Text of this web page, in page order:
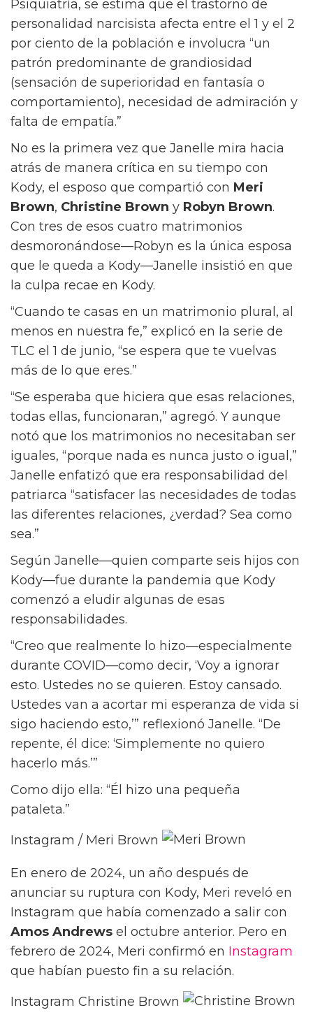
Psiquiatría, se estima que el trastorno de
personalidad narcisista afecta entre el 1 y el 2
por ciento de la población e involucra “un
patrón predominante de grandiosidad
(sensación de superioridad en fantasía o
comportamiento), necesidad de admiración y
falta de empatía.”
No es la primera vez que Janelle mira hacia
atrás de manera crítica en su tiempo con
Kody, el esposo que compartió con Meri
Brown, Christine Brown y Robyn Brown.
Con tres de esos cuatro matrimonios
desmoronándose—Robyn es la única esposa
que le queda a Kody—Janelle insistió en que
la culpa recae en Kody.
“Cuando te casas en un matrimonio plural, al
menos en nuestra fe,” explicó en la serie de
TLC el 1 de junio, “se espera que te vuelvas
más de lo que eres.”
“Se esperaba que hiciera que esas relaciones,
todas ellas, funcionaran,” agregó. Y aunque
notó que los matrimonios no necesitaban ser
iguales, “porque nada es nunca justo o igual,”
Janelle enfatizó que era responsabilidad del
patriarca “satisfacer las necesidades de todas
las diferentes relaciones, ¿verdad? Sea como
sea.”
Según Janelle—quien comparte seis hijos con
Kody—fue durante la pandemia que Kody
comenzó a eludir algunas de esas
responsabilidades.
“Creo que realmente lo hizo—especialmente
durante COVID—como decir, ‘Voy a ignorar
esto. Ustedes no se quieren. Estoy cansado.
Ustedes van a acortar mi esperanza de vida si
sigo haciendo esto,’” reflexionó Janelle. “De
repente, él dice: ‘Simplemente no quiero
hacerlo más.’”
Como dijo ella: “Él hizo una pequeña
pataleta.”
Instagram / Meri Brown
En enero de 2024, un año después de
anunciar su ruptura con Kody, Meri reveló en
Instagram que había comenzado a salir con
Amos Andrews el octubre anterior. Pero en
febrero de 2024, Meri confirmó en Instagram
que habían puesto fin a su relación.
Instagram Christine Brown